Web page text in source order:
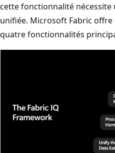
cette fonctionnalité nécessite
unifiée. Microsoft Fabric
quatre fonctionnalités